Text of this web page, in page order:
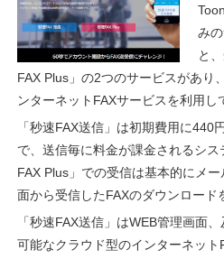
み
と
FAX Plus」の2つのサービスがあり
ンターネットFAXサービスを利用し
「秒速FAX送信」は初期費用に440
で、送信毎に料金が課金されるシ
FAX Plus」での受信は基本的にメ
面から受信したFAXのダウンロード
「秒速FAX送信」はWEB管理画面
可能なクラウド型のインターネッ